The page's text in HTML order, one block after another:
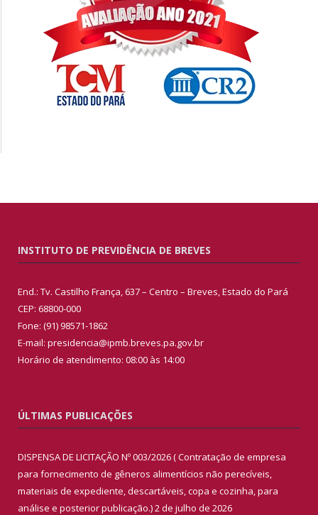
INSTITUTO DE PREVIDÊNCIA DE BREVES
End.: Tv. Castilho França, 637 – Centro – Breves, Estado do Pará
CEP: 68800-000
Fone: (91) 98571-1862
E-mail: presidencia@ipmb.breves.pa.gov.br
Horário de atendimento: 08:00 às 14:00
ÚLTIMAS PUBLICAÇÕES
DISPENSA DE LICITAÇÃO Nº 003/2026 ( Contratação de empresa
para fornecimento de gêneros alimentícios não perecíveis,
materiais de expediente, descartáveis, copa e cozinha, para
análise e posterior publicação.)2 de julho de 2026